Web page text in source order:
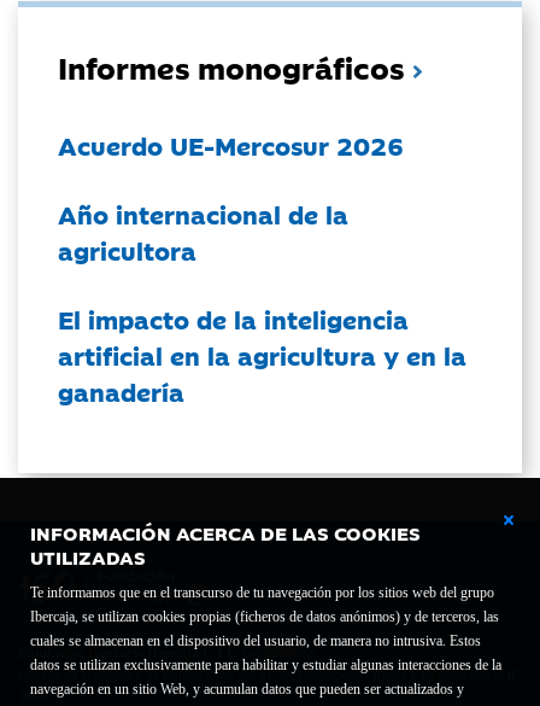
INFORMACIÓN ACERCA DE LAS COOKIES
UTILIZADAS
Te informamos que en el transcurso de tu navegación por los sitios web del grupo
Ibercaja, se utilizan cookies propias (ficheros de datos anónimos) y de terceros, las
cuales se almacenan en el dispositivo del usuario, de manera no intrusiva. Estos
datos se utilizan exclusivamente para habilitar y estudiar algunas interacciones de la
navegación en un sitio Web, y acumulan datos que pueden ser actualizados y
Informes monográficos
Acuerdo UE-Mercosur 2026
Año internacional de la
agricultora
El impacto de la inteligencia
artificial en la agricultura y en la
ganadería
Fundación Bancaria Ibercaja C.I.F. G-50000652.
Inscrita en el Registro de Fundaciones del Mº de Educación, Cultura y Deporte con el nº
1689.